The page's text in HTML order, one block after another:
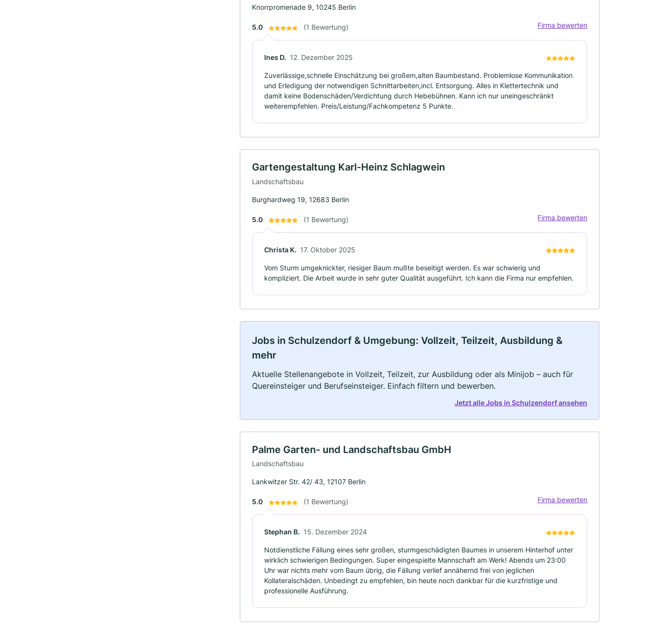
Knorrpromenade 9, 10245 Berlin
5.0 (1 Bewertung) Firma bewerten
Ines D. 12. Dezember 2025
Zuverlässige,schnelle Einschätzung bei großem,alten Baumbestand. Problemlose Kommunikation
und Erledigung der notwendigen Schnittarbeiten,incl. Entsorgung. Alles in Klettertechnik und
damit keine Bodenschäden/Verdichtung durch Hebebühnen. Kann ich nur uneingeschränkt
weiterempfehlen. Preis/Leistung/Fachkompetenz 5 Punkte.
Gartengestaltung Karl-Heinz Schlagwein
Landschaftsbau
Burghardweg 19, 12683 Berlin
5.0 (1 Bewertung) Firma bewerten
Christa K. 17. Oktober 2025
Vom Sturm umgeknickter, riesiger Baum mußte beseitigt werden. Es war schwierig und
kompliziert. Die Arbeit wurde in sehr guter Qualität ausgeführt. Ich kann die Firma nur empfehlen.
Jobs in Schulzendorf & Umgebung: Vollzeit, Teilzeit, Ausbildung &
mehr
Aktuelle Stellenangebote in Vollzeit, Teilzeit, zur Ausbildung oder als Minijob – auch für
Quereinsteiger und Berufseinsteiger. Einfach filtern und bewerben.
Jetzt alle Jobs in Schulzendorf ansehen
Palme Garten- und Landschaftsbau GmbH
Landschaftsbau
Lankwitzer Str. 42/ 43, 12107 Berlin
5.0 (1 Bewertung) Firma bewerten
Stephan B. 15. Dezember 2024
Notdienstliche Fällung eines sehr großen, sturmgeschädigten Baumes in unserem Hinterhof unter
wirklich schwierigen Bedingungen. Super eingespielte Mannschaft am Werk! Abends um 23:00
Uhr war nichts mehr vom Baum übrig, die Fällung verlief annähernd frei von jeglichen
Kollateralschäden. Unbedingt zu empfehlen, bin heute noch dankbar für die kurzfristige und
professionelle Ausführung.